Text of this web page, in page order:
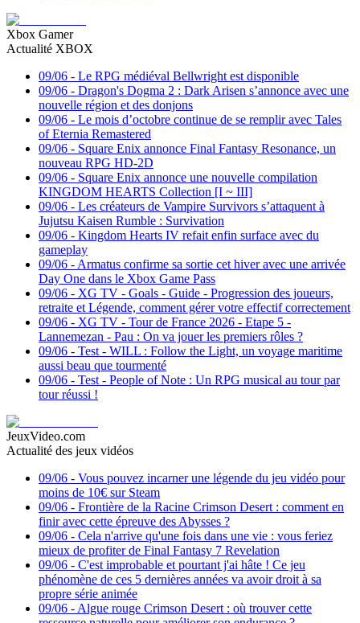
Xbox Gamer
Actualité XBOX
09/06 - Le RPG médiéval Bellwright est disponible
09/06 - Dragon's Dogma 2 : Dark Arisen s’annonce avec une
nouvelle région et des donjons
09/06 - Le mois d’octobre continue de se remplir avec Tales
of Eternia Remastered
09/06 - Square Enix annonce Final Fantasy Resonance, un
nouveau RPG HD-2D
09/06 - Square Enix annonce une nouvelle compilation
KINGDOM HEARTS Collection [I ~ III]
09/06 - Les créateurs de Vampire Survivors s’attaquent à
Jujutsu Kaisen Rumble : Survivation
09/06 - Kingdom Hearts IV refait enfin surface avec du
gameplay
09/06 - Armatus confirme sa sortie cet hiver avec une arrivée
Day One dans le Xbox Game Pass
09/06 - XG TV - Goals - Guide - Progression des joueurs,
retraite et Légende, comment gérer votre effectif correctement
09/06 - XG TV - Tour de France 2026 - Etape 5 -
Lannemezan - Pau : On va jouer les premiers rôles ?
09/06 - Test - WILL : Follow the Light, un voyage maritime
aussi beau que tourmenté
09/06 - Test - People of Note : Un RPG musical au tour par
tour réussi !
JeuxVideo.com
Actualité des jeux vidéos
09/06 - Vous pouvez incarner une légende du jeu vidéo pour
moins de 10€ sur Steam
09/06 - Frontière de la Racine Crimson Desert : comment en
finir avec cette épreuve des Abysses ?
09/06 - Cela n'arrive qu'une fois dans une vie : vous feriez
mieux de profiter de Final Fantasy 7 Revelation
09/06 - C'est improbable et pourtant j'ai hâte ! Ce jeu
phénomène de ces 5 dernières années va avoir droit à sa
propre série animée
09/06 - Algue rouge Crimson Desert : où trouver cette